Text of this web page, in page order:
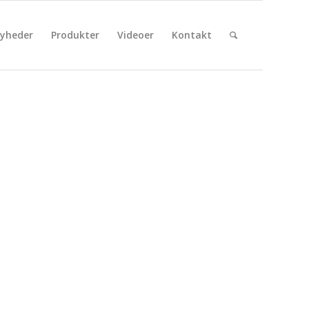
Produkter Videoer Kontakt